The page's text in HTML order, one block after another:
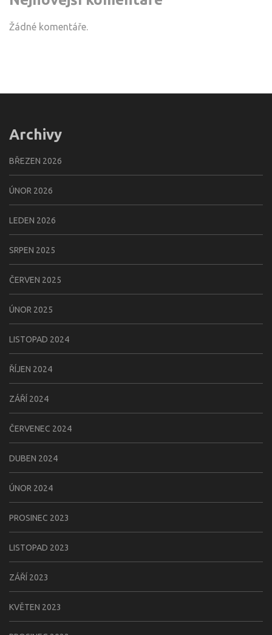
Žádné komentáře.
Archivy
BŘEZEN 2026
ÚNOR 2026
LEDEN 2026
SRPEN 2025
ČERVEN 2025
ÚNOR 2025
LISTOPAD 2024
ŘÍJEN 2024
ZÁŘÍ 2024
ČERVENEC 2024
DUBEN 2024
ÚNOR 2024
PROSINEC 2023
LISTOPAD 2023
ZÁŘÍ 2023
KVĚTEN 2023